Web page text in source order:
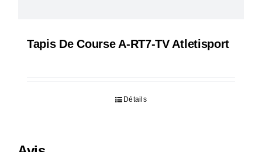
Tapis De Course A-RT7-TV Atletisport
Détails